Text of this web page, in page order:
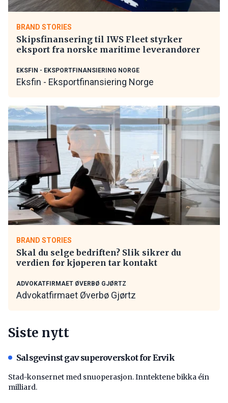
BRAND STORIES
Skipsfinansering til IWS Fleet styrker
eksport fra norske maritime leverandører
EKSFIN - EKSPORTFINANSIERING NORGE
Eksfin - Eksportfinansiering Norge
BRAND STORIES
Skal du selge bedriften? Slik sikrer du
verdien før kjøperen tar kontakt
ADVOKATFIRMAET ØVERBØ GJØRTZ
Advokatfirmaet Øverbø Gjørtz
Siste nytt
Salsgevinst gav superoverskot for Ervik
Stad-konsernet med snuoperasjon. Inntektene bikka éin
milliard.